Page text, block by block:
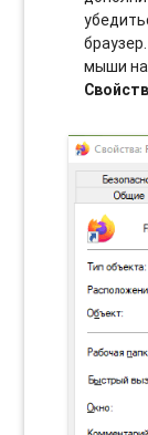
мыши на